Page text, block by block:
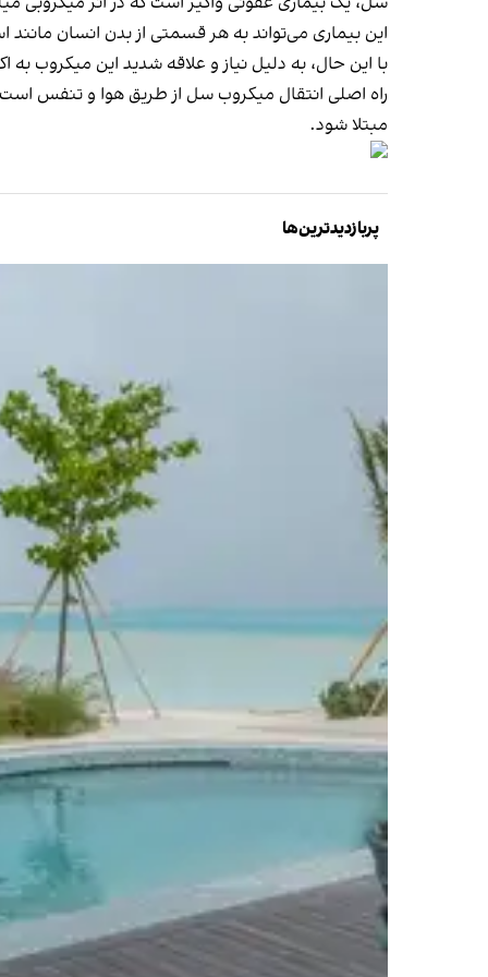
این بیماری می‌تواند به هر قسمتی از بدن انسان
با این حال، به دلیل نیاز و علاقه شدید این میکروب به اکسیژن، در ۸۰ درصد موارد، ریه‌ها را هدف
راه اصلی انتقال میکروب سل از طریق هوا و تنفس
مبتلا شود.
پربازدیدترین‌ها